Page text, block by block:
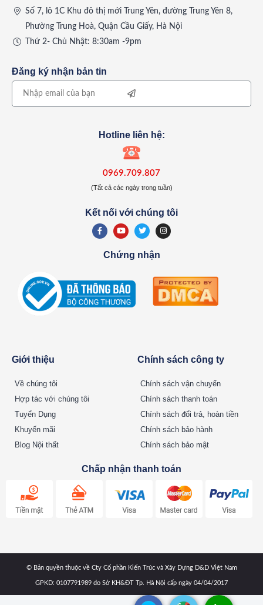
Giới thiệu
Về chúng tôi
Hợp tác với chúng tôi
Tuyển Dụng
Khuyến mãi
Blog Nội thất
Chính sách công ty
Chính sách vận chuyển
Chính sách thanh toán
Chính sách đổi trả, hoàn tiền
Chính sách bảo hành
Chính sách bảo mật
Chấp nhận thanh toán
Hotline liên hệ:
0969.709.807
(Tất cả các ngày trong tuần)
Kết nối với chúng tôi
Chứng nhận
Số 7, lô 1C Khu đô thị mới Trung Yên, đường Trung Yên 8,
Phường Trung Hoà, Quận Cầu Giấy, Hà Nội
Thứ 2- Chủ Nhật: 8:30am -9pm
Đăng ký nhận bản tin
© Bản quyền thuộc về Cty Cổ phần Kiến Trúc và Xây Dựng D&D Việt Nam
GPKD: 0107791989 do Sở KH&ĐT Tp. Hà Nội cấp ngày 04/04/2017